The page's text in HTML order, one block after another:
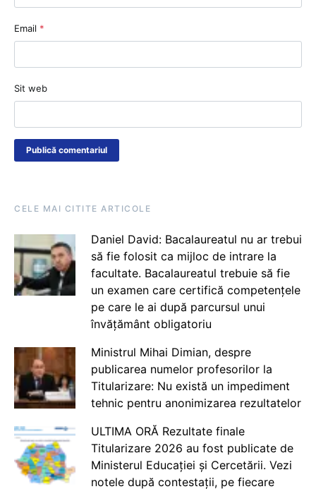
Email *
Sit web
CELE MAI CITITE ARTICOLE
Daniel David: Bacalaureatul nu ar trebui
să fie folosit ca mijloc de intrare la
facultate. Bacalaureatul trebuie să fie
un examen care certifică competențele
pe care le ai după parcursul unui
învățământ obligatoriu
Ministrul Mihai Dimian, despre
publicarea numelor profesorilor la
Titularizare: Nu există un impediment
tehnic pentru anonimizarea rezultatelor
ULTIMA ORĂ Rezultate finale
Titularizare 2026 au fost publicate de
Ministerul Educației și Cercetării. Vezi
notele după contestații, pe fiecare